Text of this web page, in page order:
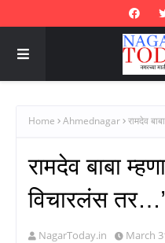
Home Ahmednagar रामदेव
रामदेव बाबा
विचारलंस
NagarToday.in March